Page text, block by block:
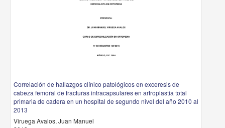
Correlación de hallazgos clínico patológicos en exceresis de
cabeza femoral de fracturas intracapsulares en artroplastia total
primaria de cadera en un hospital de segundo nivel del año 2010 al
2013
Viruega Avalos, Juan Manuel